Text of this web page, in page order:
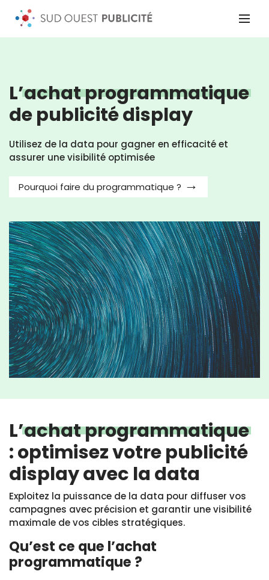
L’achat programmatique
de publicité display
Utilisez de la data pour gagner en efficacité et
assurer une visibilité optimisée
Pourquoi faire du programmatique ?
L’achat programmatique
: optimisez votre publicité
display avec la data
Exploitez la puissance de la data pour diffuser vos
campagnes avec précision et garantir une visibilité
maximale de vos cibles stratégiques.
Qu’est ce que l’achat
programmatique ?